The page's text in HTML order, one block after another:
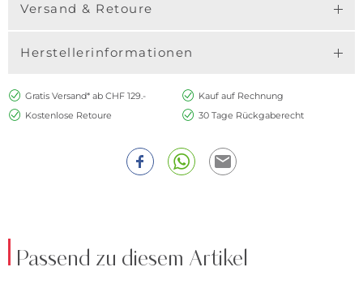
Versand & Retoure
Herstellerinformationen
Gratis Versand* ab CHF 129.-
Kauf auf Rechnung
Kostenlose Retoure
30 Tage Rückgaberecht
Passend zu diesem Artikel